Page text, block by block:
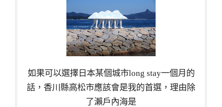
如果可以選擇日本某個城市long stay一個月的
話，香川縣高松市應該會是我的首選，理由除
了瀨戶內海是